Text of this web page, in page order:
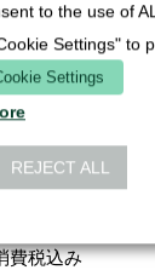
ネクタ
ホースコネクター I
費税込み
to the use of
Settings" to
Settings
REJECT ALL